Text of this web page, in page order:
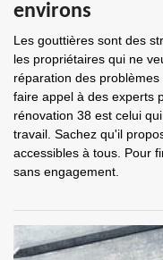
environs
Les gouttières sont des
les propriétaires qui ne
réparation des
faire appel à des experts
rénovation 38 est celui
travail. Sachez qu'il
accessibles à tous. Pour
sans engagement.